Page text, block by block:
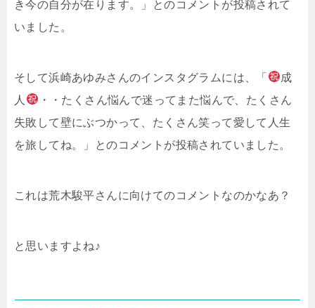
き今の自分が在ります。」とのコメントが投稿されて
いました。
そして浜崎あゆみさんのインスタグラムには、「
成
人
・・ たくさん悩んで迷ってまた悩んで、たくさん
失敗して壁にぶつかって、たくさん笑って愛して人生
を旅してね。」とのコメントが投稿されていました。
これは荒木駿平さんに向けてのコメントなのかなあ？
と思いますよね♪